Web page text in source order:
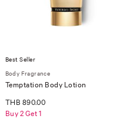
Best Seller
Body Fragrance
Temptation Body Lotion
THB 890.00
Buy 2 Get 1